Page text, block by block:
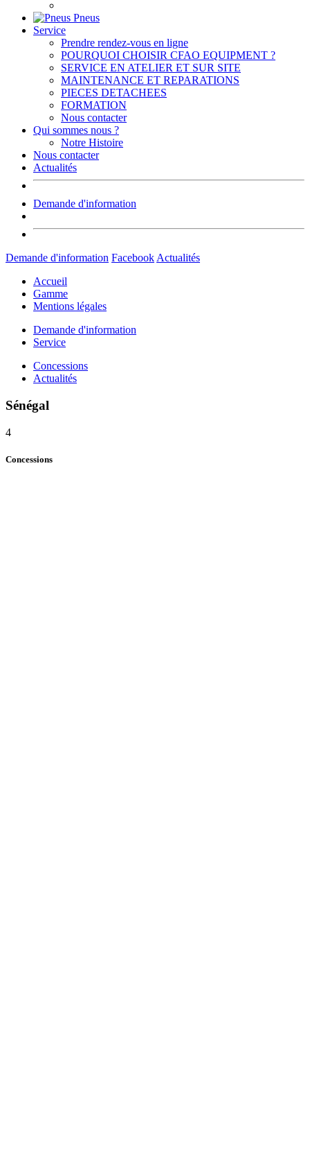
Pneus
Service
Prendre rendez-vous en ligne
POURQUOI CHOISIR CFAO EQUIPMENT ?
SERVICE EN ATELIER ET SUR SITE
MAINTENANCE ET REPARATIONS
PIECES DETACHEES
FORMATION
Nous contacter
Qui sommes nous ?
Notre Histoire
Nous contacter
Actualités
Demande d'information
Demande d'information FacebookActualités
Accueil
Gamme
Mentions légales
Demande d'information
Service
Concessions
Actualités
Sénégal
4
Concessions